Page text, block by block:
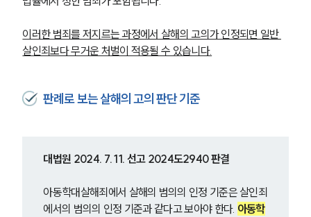
이러한 범죄를 저지르는 과정에서 살해의 고의가 인정되면 일반
살인죄보다 무거운 처벌이 적용될 수 있습니다.
판례로 보는 살해의 고의 판단 기준
대법원 2024. 7. 11. 선고 2024도2940 판결
아동학대살해죄에서 살해의 범의의 인정 기준은 살인죄
에서의 범의의 인정 기준과 같다고 보아야 한다. 아동학